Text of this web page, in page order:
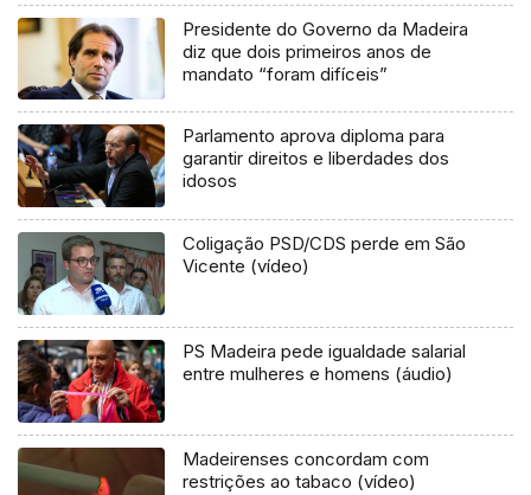
Presidente do Governo da Madeira
diz que dois primeiros anos de
mandato “foram difíceis”
Parlamento aprova diploma para
garantir direitos e liberdades dos
idosos
Coligação PSD/CDS perde em São
Vicente (vídeo)
PS Madeira pede igualdade salarial
entre mulheres e homens (áudio)
Madeirenses concordam com
restrições ao tabaco (vídeo)